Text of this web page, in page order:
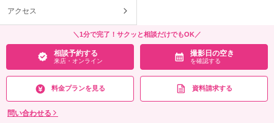
アクセス
＼1分で完了！サクッと相談だけでもOK／
相談予約する
来店・オンライン
撮影日の空き
を確認する
料金プランを見る 資料請求する
問い合わせる